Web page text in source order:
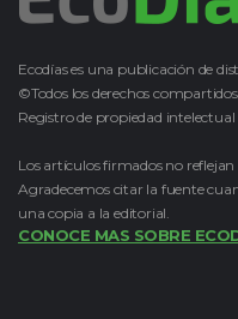
Ecodías es una publicación de
©Todos los derechos compartidos.
Registro de propiedad
Los artículos firmados no
Agradecemos citar la fuente
una copia a la editorial.
CONOCE MAS SOBRE